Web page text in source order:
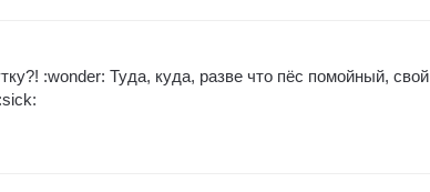
:wonder: Туда, куда, разве что пёс помойный, свой